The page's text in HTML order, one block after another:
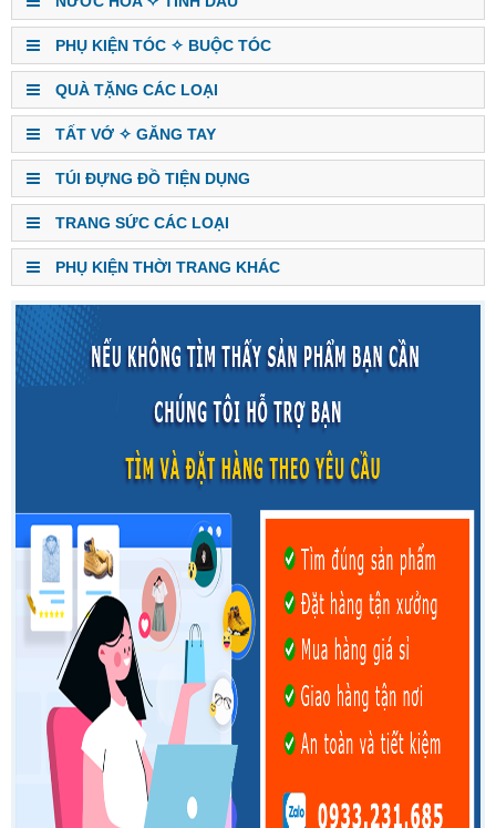
PHỤ KIỆN TÓC ✧ BUỘC TÓC
QUÀ TẶNG CÁC LOẠI
TẤT VỚ ✧ GĂNG TAY
TÚI ĐỰNG ĐỒ TIỆN DỤNG
TRANG SỨC CÁC LOẠI
PHỤ KIỆN THỜI TRANG KHÁC